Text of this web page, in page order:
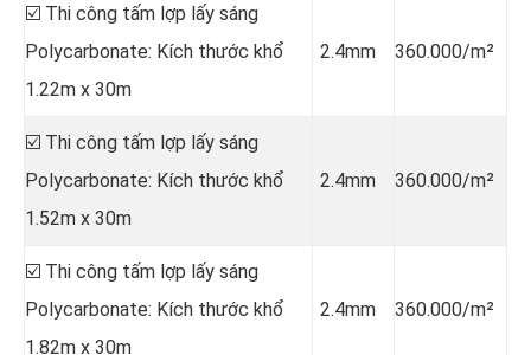
☑️ Thi công tấm lợp lấy sáng
Polycarbonate: Kích thước khổ
1.22m x 30m
2.4mm 360.000/m²
☑️ Thi công tấm lợp lấy sáng
Polycarbonate: Kích thước khổ
1.52m x 30m
2.4mm 360.000/m²
☑️ Thi công tấm lợp lấy sáng
Polycarbonate: Kích thước khổ
1.82m x 30m
2.4mm 360.000/m²